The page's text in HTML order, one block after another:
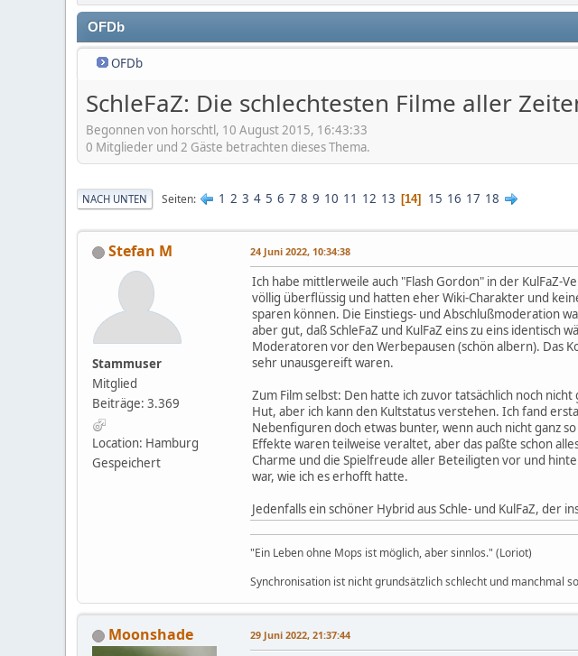
OFDb
OFDb
SchleFaZ: Die schlechtesten Filme aller
Begonnen von horschtl, 10 August 2015, 16:43:33
0 Mitglieder und 2 Gäste betrachten dieses Thema.
NACH UNTEN Seiten 1 2 3 4 5 6 7 8 9 10 11 12 13 14 15 16 17 18
Stefan M
Stammuser
Mitglied
Beiträge: 3.369
Location: Hamburg
Gespeichert
24 Juni 2022, 10:34:38
Ich habe mittlerweile auch "Flash Gordon" in der KulFaZ-
völlig überflüssig und hatten eher Wiki-Charakter und
sparen können. Die Einstiegs- und Abschlußmoderation
aber gut, daß SchleFaZ und KulFaZ eins zu eins
Moderatoren vor den Werbepausen (schön albern). Das
sehr unausgereift waren.
Zum Film selbst: Den hatte ich zuvor tatsächlich noch
Hut, aber ich kann den Kultstatus verstehen. Ich fand
Nebenfiguren doch etwas bunter, wenn auch nicht ganz
Effekte waren teilweise veraltet, aber das paßte schon
Charme und die Spielfreude aller Beteiligten vor und
war, wie ich es erhofft hatte.
Jedenfalls ein schöner Hybrid aus Schle- und KulFaZ, der
"Ein Leben ohne Mops ist möglich, aber sinnlos." (Loriot)
Synchronisation ist nicht grundsätzlich schlecht und manchmal
Moonshade 29 Juni 2022, 21:37:44